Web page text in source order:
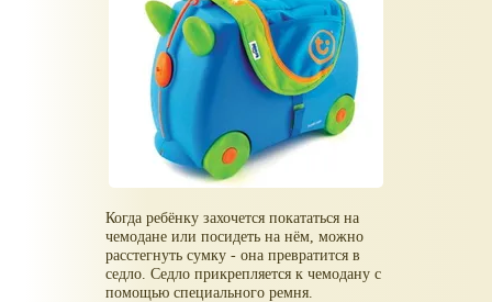
Когда ребёнку захочется покататься на
чемодане или посидеть на нём, можно
расстегнуть сумку - она превратится в
седло. Седло прикрепляется к чемодану с
помощью специального ремня.